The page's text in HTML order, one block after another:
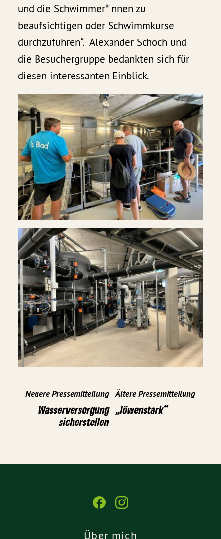
und die Schwimmer*innen zu
beaufsichtigen oder Schwimmkurse
durchzuführen“. Alexander Schoch und
die Besuchergruppe bedankten sich für
diesen interessanten Einblick.
Neuere Pressemitteilung
Wasserversorgung
sicherstellen
Ältere Pressemitteilung
„löwenstark“
Über mich